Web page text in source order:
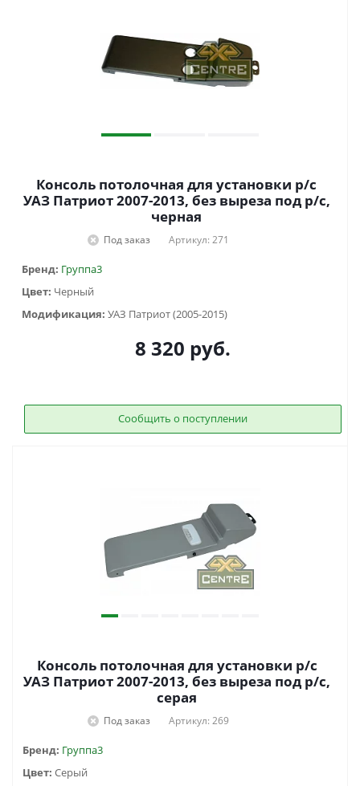
Консоль потолочная для установки р/c
УАЗ Патриот 2007-2013, без выреза под р/c,
черная
Под заказ Артикул: 271
Бренд: Группа3
Цвет: Черный
Модификация: УАЗ Патриот (2005-2015)
8 320 руб.
Сообщить о поступлении
Консоль потолочная для установки р/c
УАЗ Патриот 2007-2013, без выреза под р/c,
серая
Под заказ Артикул: 269
Бренд: Группа3
Цвет: Серый